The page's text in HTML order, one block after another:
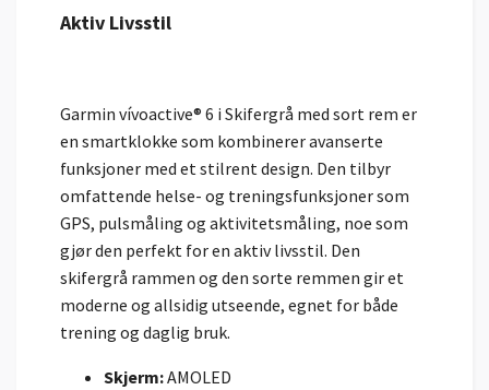
Aktiv Livsstil
Garmin vívoactive® 6 i Skifergrå med sort rem er
en smartklokke som kombinerer avanserte
funksjoner med et stilrent design. Den tilbyr
omfattende helse- og treningsfunksjoner som
GPS, pulsmåling og aktivitetsmåling, noe som
gjør den perfekt for en aktiv livsstil. Den
skifergrå rammen og den sorte remmen gir et
moderne og allsidig utseende, egnet for både
trening og daglig bruk.
Skjerm:AMOLED